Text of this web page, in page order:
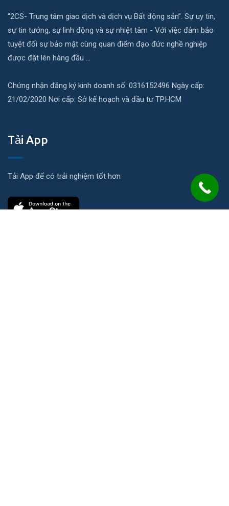
“2CS- Trung tâm giao dịch và dịch vụ Bất động sản”. Sự uy tín,
sự tin tưởng, sự linh động và sự nhiệt tâm - Với việc đảm bảo
tuyệt đối sự bảo mật cùng quan điểm đạo đức nghề nghiệp
được đặt lên hàng đầu ...
Chứng nhận đăng ký kinh doanh số: 0316152496 Ngày cấp:
21/02/2020 Nơi cấp: Sở kế hoạch và đầu tư TP.HCM
Tải App
Tải App để có trải nghiệm tốt hơn